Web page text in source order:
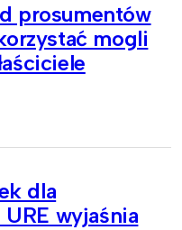
prosumentów
mogli
dla
wyjaśnia